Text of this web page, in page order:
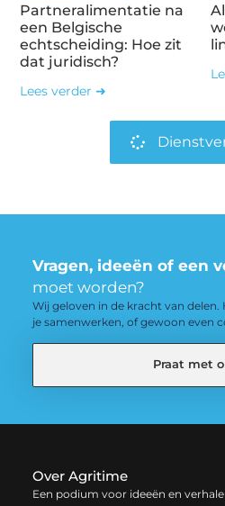
Partneralimentatie na
een Belgische
echtscheiding: Hoe zit
dat juridisch?
Lees verder ➜
Vragen, ideeën of een
moet worden?
Wij geloven in de kracht van delen.
je samenwerken, of gewoon even
Praat met
Over Agritime
Een podium voor ideeën en